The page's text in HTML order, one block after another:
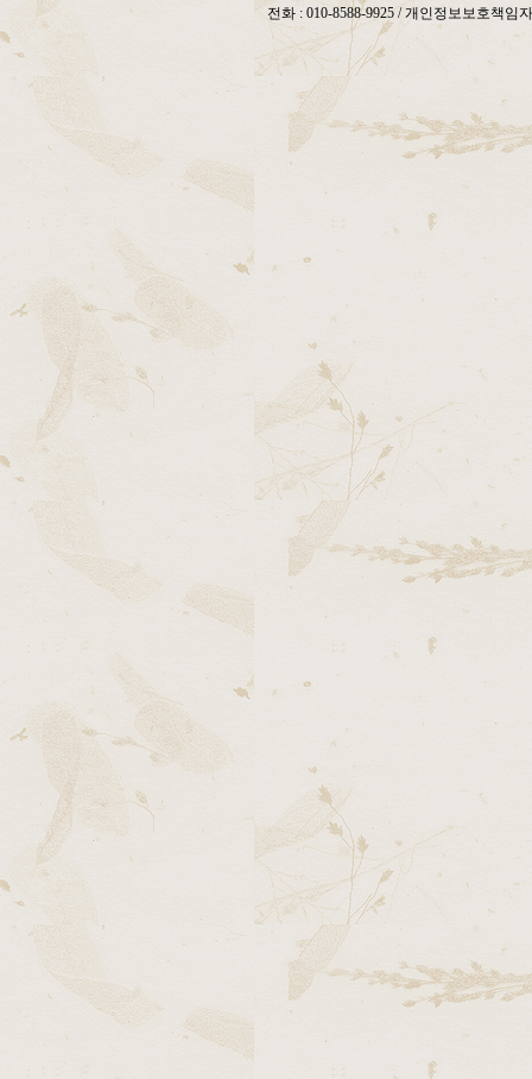
전화 : 010-8588-9925 / 개인정보보호책임